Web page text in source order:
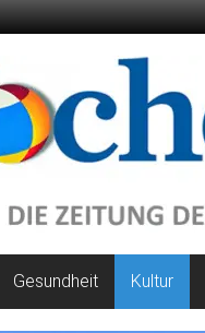
Gesundheit Kultur